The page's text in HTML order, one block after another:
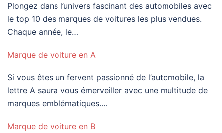
Plongez dans l’univers fascinant des automobiles avec
le top 10 des marques de voitures les plus vendues.
Chaque année, le…
Marque de voiture en A
Si vous êtes un fervent passionné de l’automobile, la
lettre A saura vous émerveiller avec une multitude de
marques emblématiques.…
Marque de voiture en B